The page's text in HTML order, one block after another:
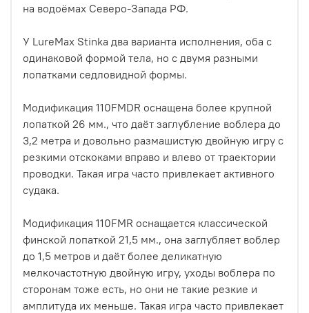
на водоёмах Северо-Запада РФ.
У LureMax Stinka два варианта исполнения, оба с
одинаковой формой тела, но с двумя разными
лопатками седловидной формы.
Модификация 110FMDR оснащена более крупной
лопаткой 26 мм., что даёт заглубление воблера до
3,2 метра и довольно размашистую двойную игру с
резкими отскоками вправо и влево от траектории
проводки. Такая игра часто привлекает активного
судака.
Модификация 110FMR оснащается классической
финской лопаткой 21,5 мм., она заглубляет воблер
до 1,5 метров и даёт более деликатную
мелкочастотную двойную игру, уходы воблера по
сторонам тоже есть, но они не такие резкие и
амплитуда их меньше. Такая игра часто привлекает